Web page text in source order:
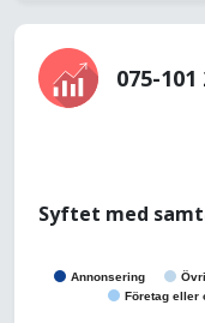
075-
Syftet med
Annonsering
Företag eller